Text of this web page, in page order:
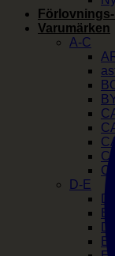
Varumärken
A-C
D-E